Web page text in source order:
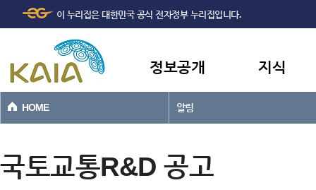
본문바로가기
이 누리집은 대한민국 공식 전자정부 누리집입니다.
정보공개 지식
HOME 알림
국토교통R&D 공고